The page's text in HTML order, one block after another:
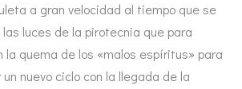
a gran velocidad al tiempo que se
luces de la pirotecnia que para
la quema de los «malos espíritus» para
nuevo ciclo con la llegada de la